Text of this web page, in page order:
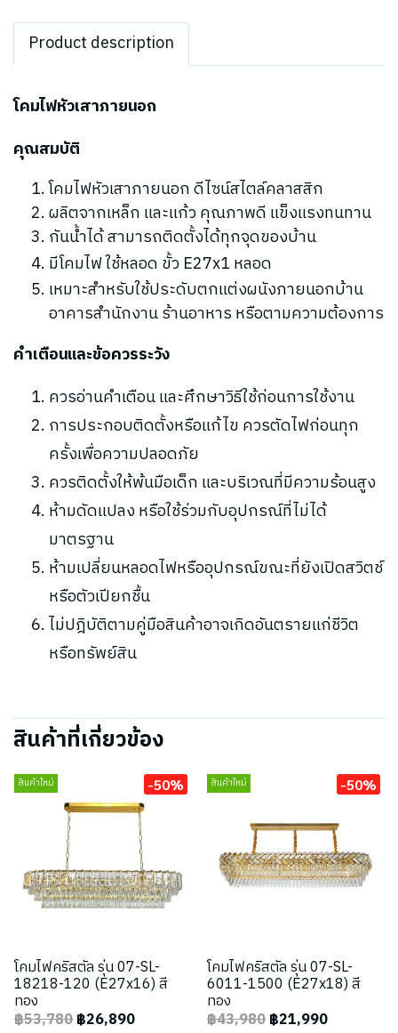
Product description
โคมไฟหัวเสาภายนอก
คุณสมบัติ
โคมไฟหัวเสาภายนอก ดีไซน์สไตล์คลาสสิก
ผลิตจากเหล็ก และแก้ว คุณภาพดี แข็งแรงทนทาน
กันน้ำได้ สามารถติดตั้งได้ทุกจุดของบ้าน
มีโคมไฟ ใช้หลอด ขั้ว E27x1 หลอด
เหมาะสำหรับใช้ประดับตกแต่งผนังภายนอกบ้าน
อาคารสำนักงาน ร้านอาหาร หรือตามความต้องการ
คำเตือนและข้อควรระวัง
ควรอ่านคำเตือน และศึกษาวิธีใช้ก่อนการใช้งาน
การประกอบติดตั้งหรือแก้ไข ควรตัดไฟก่อนทุก
ครั้งเพื่อความปลอดภัย
ควรติดตั้งให้พ้นมือเด็ก และบริเวณที่มีความร้อนสูง
ห้ามดัดแปลง หรือใช้ร่วมกับอุปกรณ์ที่ไม่ได้
มาตรฐาน
ห้ามเปลี่ยนหลอดไฟหรืออุปกรณ์ขณะที่ยังเปิดสวิตช์
หรือตัวเปียกชื้น
ไม่ปฎิบัติตามคู่มือสินค้าอาจเกิดอันตรายแก่ชีวิต
หรือทรัพย์สิน
สินค้าที่เกี่ยวข้อง
สินค้าใหม่ -50%
โคมไฟคริสตัล รุ่น 07-SL-
18218-120 (E27x16) สี
ทอง
฿53,780฿26,890
สินค้าใหม่ -50%
โคมไฟคริสตัล รุ่น 07-SL-
6011-1500 (E27x18) สี
ทอง
฿43,980฿21,990